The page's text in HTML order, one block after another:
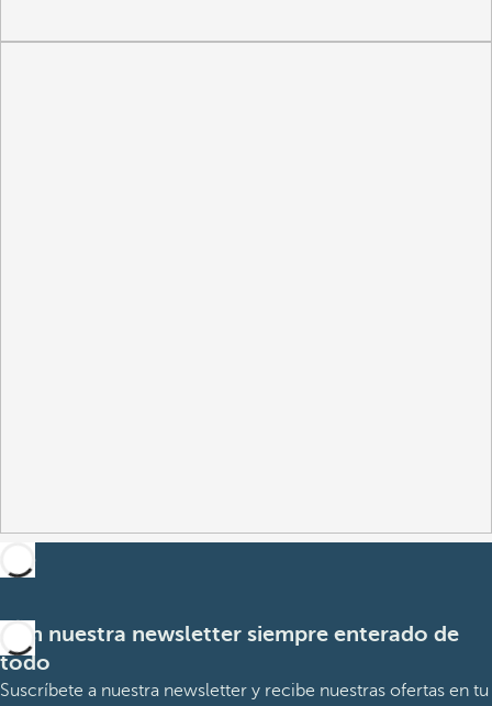
Con nuestra newsletter siempre enterado de
todo
Suscríbete a nuestra newsletter y recibe nuestras ofertas en tu